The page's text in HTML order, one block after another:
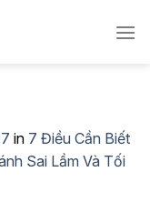
in 7 Điều Cần Biết
Sai Lầm Và Tối